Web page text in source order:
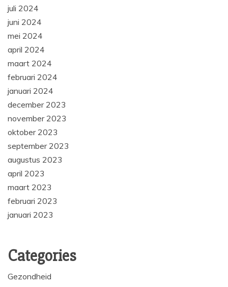
juli 2024
juni 2024
mei 2024
april 2024
maart 2024
februari 2024
januari 2024
december 2023
november 2023
oktober 2023
september 2023
augustus 2023
april 2023
maart 2023
februari 2023
januari 2023
Categories
Gezondheid